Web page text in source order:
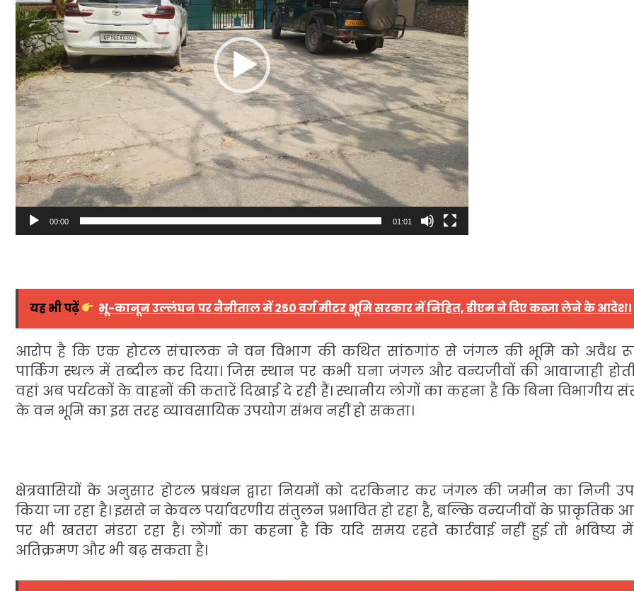
00:00 01:01
यह भी पढ़ें भू-कानून उल्लंघन पर नैनीताल में 250 वर्ग मीटर भूमि सरकार में निहित, डीएम ने दिए कब्जा लेने के आदेश।
आरोप है कि एक होटल संचालक ने वन विभाग की कथित सांठगांठ से जंगल की भूमि को अवैध
पार्किंग स्थल में तब्दील कर दिया। जिस स्थान पर कभी घना जंगल और वन्यजीवों की आवाजाही
वहां अब पर्यटकों के वाहनों की कतारें दिखाई दे रही हैं। स्थानीय लोगों का कहना है कि बिना विभागीय
के वन भूमि का इस तरह व्यावसायिक उपयोग संभव नहीं हो सकता।
क्षेत्रवासियों के अनुसार होटल प्रबंधन द्वारा नियमों को दरकिनार कर जंगल की जमीन का निजी
किया जा रहा है। इससे न केवल पर्यावरणीय संतुलन प्रभावित हो रहा है, बल्कि वन्यजीवों के प्राकृतिक
पर भी खतरा मंडरा रहा है। लोगों का कहना है कि यदि समय रहते कार्रवाई नहीं हुई तो भविष्य
अतिक्रमण और भी बढ़ सकता है।